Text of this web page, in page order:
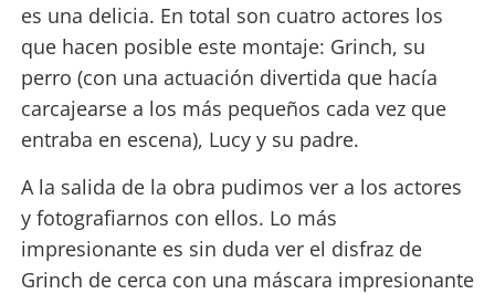
es una delicia. En total son cuatro actores los
que hacen posible este montaje: Grinch, su
perro (con una actuación divertida que hacía
carcajearse a los más pequeños cada vez que
entraba en escena), Lucy y su padre.
A la salida de la obra pudimos ver a los actores
y fotografiarnos con ellos. Lo más
impresionante es sin duda ver el disfraz de
Grinch de cerca con una máscara impresionante